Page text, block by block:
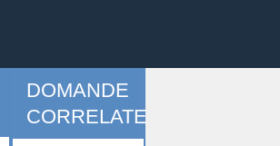
DOMANDE
CORRELATE